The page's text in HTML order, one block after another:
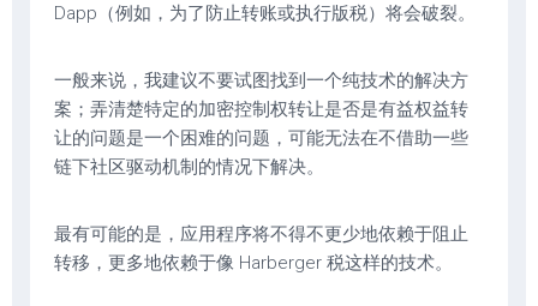
Dapp（例如，为了防止转账或执行版税）将会破裂。
一般来说，我建议不要试图找到一个纯技术的解决方
案；弄清楚特定的加密控制权转让是否是有益权益转
让的问题是一个困难的问题，可能无法在不借助一些
链下社区驱动机制的情况下解决。
最有可能的是，应用程序将不得不更少地依赖于阻止
转移，更多地依赖于像 Harberger 税这样的技术。